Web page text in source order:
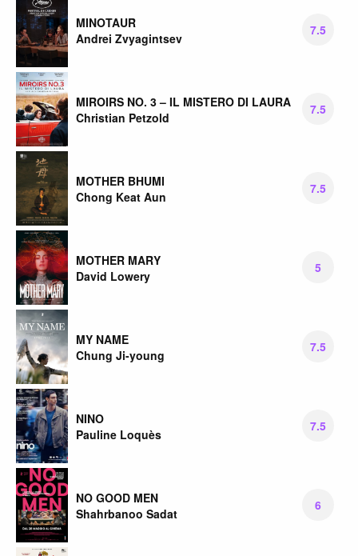
MINOTAUR
Andrei Zvyagintsev
7.5
MIROIRS NO. 3 – IL MISTERO DI LAURA
Christian Petzold
7.5
MOTHER BHUMI
Chong Keat Aun
7.5
MOTHER MARY
David Lowery
5
MY NAME
Chung Ji-young
7.5
NINO
Pauline Loquès
7.5
NO GOOD MEN
Shahrbanoo Sadat
6